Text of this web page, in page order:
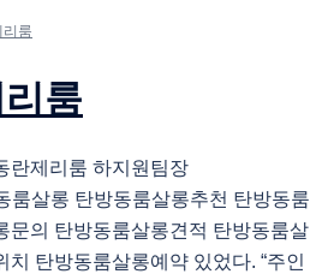
리룸
룸
란제리룸 하지원팀장
룸살롱 탄방동룸살롱추천 탄방동룸
문의 탄방동룸살롱견적 탄방동룸살
치 탄방동룸살롱예약 있었다. “주인